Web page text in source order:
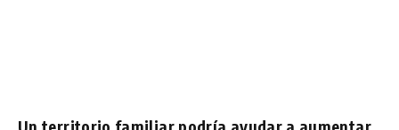
Un territorio familiar podría ayudar a aumentar